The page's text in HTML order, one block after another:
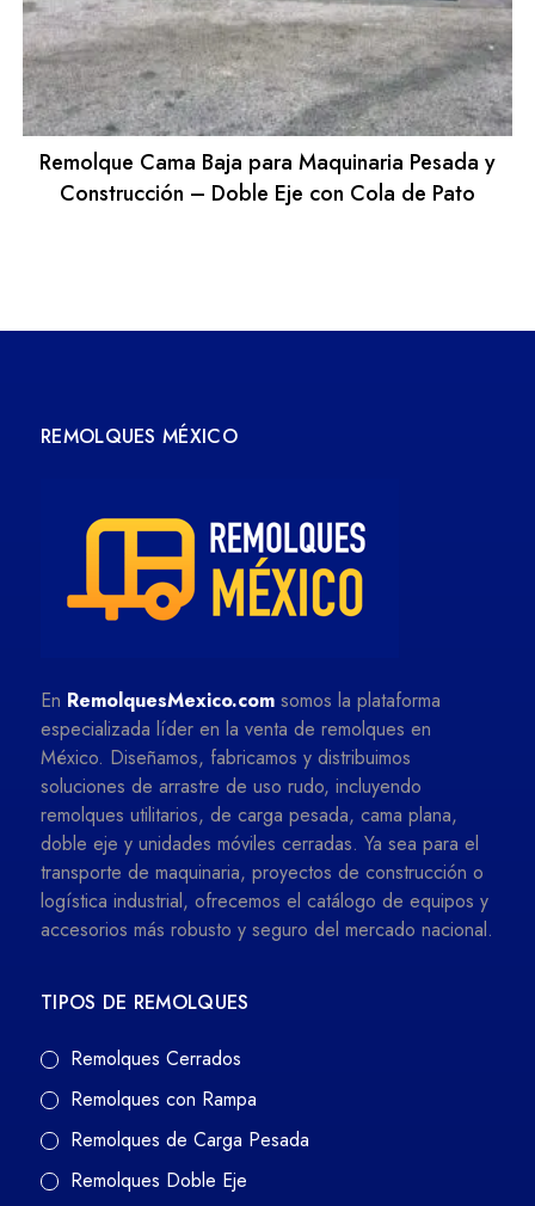
Remolque Cama Baja para Maquinaria Pesada y
Construcción – Doble Eje con Cola de Pato
REMOLQUES MÉXICO
En RemolquesMexico.com somos la plataforma
especializada líder en la venta de remolques en
México. Diseñamos, fabricamos y distribuimos
soluciones de arrastre de uso rudo, incluyendo
remolques utilitarios, de carga pesada, cama plana,
doble eje y unidades móviles cerradas. Ya sea para el
transporte de maquinaria, proyectos de construcción o
logística industrial, ofrecemos el catálogo de equipos y
accesorios más robusto y seguro del mercado nacional.
TIPOS DE REMOLQUES
Remolques Cerrados
Remolques con Rampa
Remolques de Carga Pesada
Remolques Doble Eje